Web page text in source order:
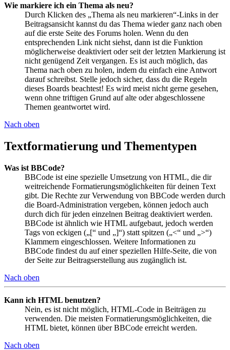
Wie markiere ich ein Thema als neu?
Durch Klicken des „Thema als neu markieren“-Links in der
Beitragsansicht kannst du das Thema wieder ganz nach oben
auf die erste Seite des Forums holen. Wenn du den
entsprechenden Link nicht siehst, dann ist die Funktion
möglicherweise deaktiviert oder seit der letzten Markierung ist
nicht genügend Zeit vergangen. Es ist auch möglich, das
Thema nach oben zu holen, indem du einfach eine Antwort
darauf schreibst. Stelle jedoch sicher, dass du die Regeln
dieses Boards beachtest! Es wird meist nicht gerne gesehen,
wenn ohne triftigen Grund auf alte oder abgeschlossene
Themen geantwortet wird.
Nach oben
Textformatierung und Thementypen
Was ist BBCode?
BBCode ist eine spezielle Umsetzung von HTML, die dir
weitreichende Formatierungsmöglichkeiten für deinen Text
gibt. Die Rechte zur Verwendung von BBCode werden durch
die Board-Administration vergeben, können jedoch auch
durch dich für jeden einzelnen Beitrag deaktiviert werden.
BBCode ist ähnlich wie HTML aufgebaut, jedoch werden
Tags von eckigen („[“ und „]“) statt spitzen („<“ und „>“)
Klammern eingeschlossen. Weitere Informationen zu
BBCode findest du auf einer speziellen Hilfe-Seite, die von
der Seite zur Beitragserstellung aus zugänglich ist.
Nach oben
Kann ich HTML benutzen?
Nein, es ist nicht möglich, HTML-Code in Beiträgen zu
verwenden. Die meisten Formatierungsmöglichkeiten, die
HTML bietet, können über BBCode erreicht werden.
Nach oben